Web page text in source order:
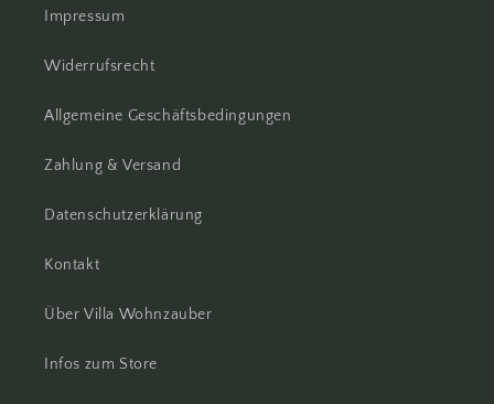
Impressum
Widerrufsrecht
Allgemeine Geschäftsbedingungen
Zahlung & Versand
Datenschutzerklärung
Kontakt
Über Villa Wohnzauber
Infos zum Store